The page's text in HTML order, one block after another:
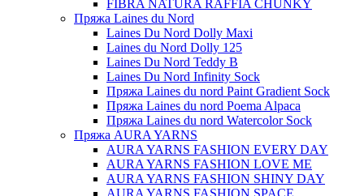
FIBRA NATURA RAFFIA CHUNKY
Пряжа Laines du Nord
Laines Du Nord Dolly Maxi
Laines du Nord Dolly 125
Laines Du Nord Teddy B
Laines Du Nord Infinity Sock
Пряжа Laines du nord Paint Gradient Sock
Пряжа Laines du nord Poema Alpaca
Пряжа Laines du nord Watercolor Sock
Пряжа AURA YARNS
AURA YARNS FASHION EVERY DAY
AURA YARNS FASHION LOVE ME
AURA YARNS FASHION SHINY DAY
AURA YARNS FASHION SPACE